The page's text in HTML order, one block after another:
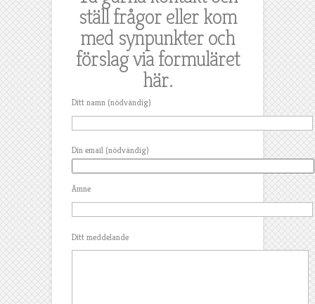
ställ frågor eller kom
med synpunkter och
förslag via formuläret
här.
Ditt namn (nödvändig)
Din email (nödvändig)
Ämne
Ditt meddelande